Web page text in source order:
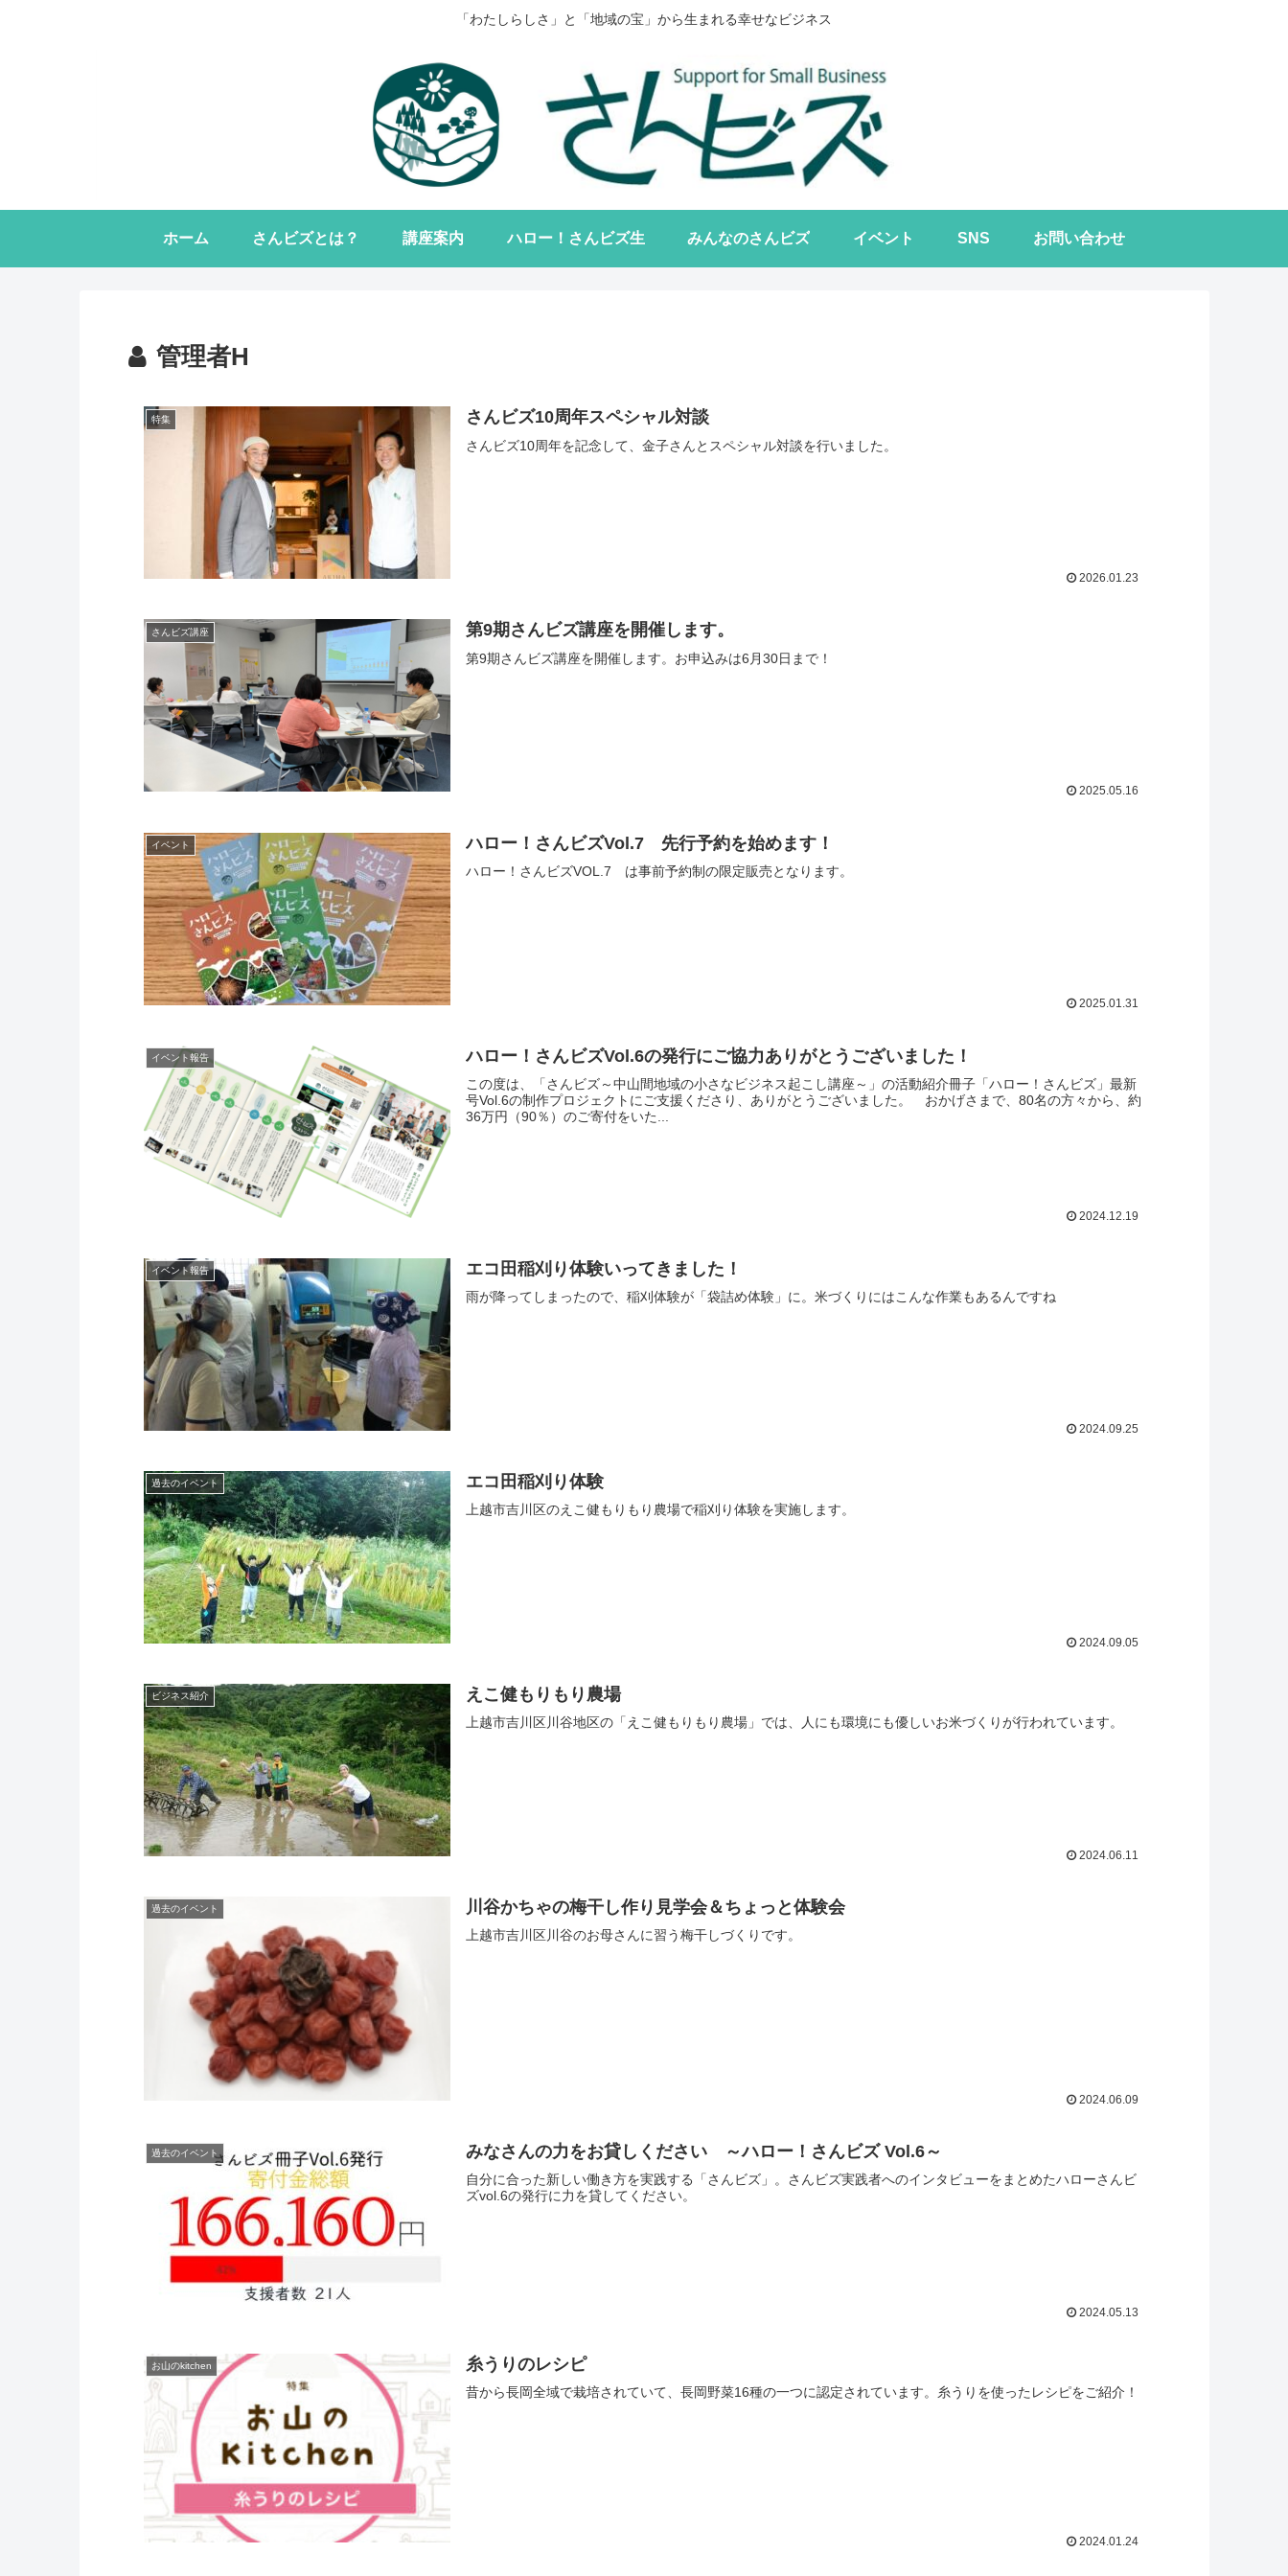
「わたしらしさ」と「地域の宝」から生まれる幸せなビジネス
ホーム さんビズとは？ 講座案内 ハロー！さんビズ生 みんなのさんビズ イベント SNS お問い合わせ
管理者H
特集 さんビズ10周年スペシャル対談
さんビズ10周年を記念して、金子さんとスペシャル対談を行いました。
2026.01.23
さんビズ講座 第9期さんビズ講座を開催します。
第9期さんビズ講座を開催します。お申込みは6月30日まで！
2025.05.16
イベント ハロー！さんビズVol.7 先行予約を始めます！
ハロー！さんビズVOL.7 は事前予約制の限定販売となります。
2025.01.31
イベント報告 ハロー！さんビズVol.6の発行にご協力ありがとうございました！
この度は、「さんビズ～中山間地域の小さなビジネス起こし講座～」の活動紹介冊子「ハロー！さんビズ」最新
号Vol.6の制作プロジェクトにご支援くださり、ありがとうございました。 おかげさまで、80名の方々から、約
36万円（90％）のご寄付をいた...
2024.12.19
イベント報告 エコ田稲刈り体験いってきました！
雨が降ってしまったので、稲刈体験が「袋詰め体験」に。米づくりにはこんな作業もあるんですね
2024.09.25
過去のイベント エコ田稲刈り体験
上越市吉川区のえこ健もりもり農場で稲刈り体験を実施します。
2024.09.05
ビジネス紹介 えこ健もりもり農場
上越市吉川区川谷地区の「えこ健もりもり農場」では、人にも環境にも優しいお米づくりが行われています。
2024.06.11
過去のイベント 川谷かちゃの梅干し作り見学会＆ちょっと体験会
上越市吉川区川谷のお母さんに習う梅干しづくりです。
2024.06.09
過去のイベント みなさんの力をお貸しください ～ハロー！さんビズ Vol.6～
自分に合った新しい働き方を実践する「さんビズ」。さんビズ実践者へのインタビューをまとめたハローさんビ
ズvol.6の発行に力を貸してください。
2024.05.13
お山のkitchen 糸うりのレシピ
昔から長岡全域で栽培されていて、長岡野菜16種の一つに認定されています。糸うりを使ったレシピをご紹介！
2024.01.24